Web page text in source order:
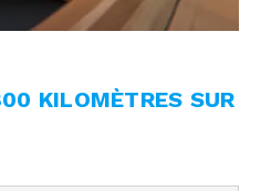
KILOMÈTRES SUR